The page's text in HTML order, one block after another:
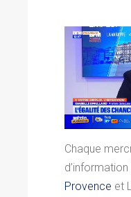
Chaque
Provence et